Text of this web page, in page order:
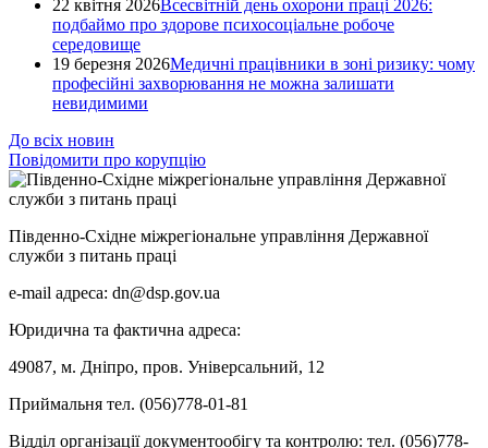
22 квітня 2026Всесвітній день охорони праці 2026:
подбаймо про здорове психосоціальне робоче
середовище
19 березня 2026Медичні працівники в зоні ризику: чому
професійні захворювання не можна залишати
невидимими
До всіх новин
Повідомити про корупцію
Південно-Східне міжрегіональне управління Державної
служби з питань праці
e-mail адреса: dn@dsp.gov.ua
Юридична та фактична адреса:
49087, м. Дніпро, пров. Універсальний, 12
Приймальня тел. (056)778-01-81
Відділ організації документообігу та контролю: тел. (056)778-